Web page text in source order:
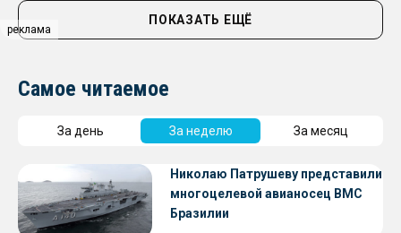
реклама
ПОКАЗАТЬ ЕЩЁ
Самое читаемое
За день За неделю За месяц
Николаю Патрушеву представили
многоцелевой авианосец ВМС
Бразилии